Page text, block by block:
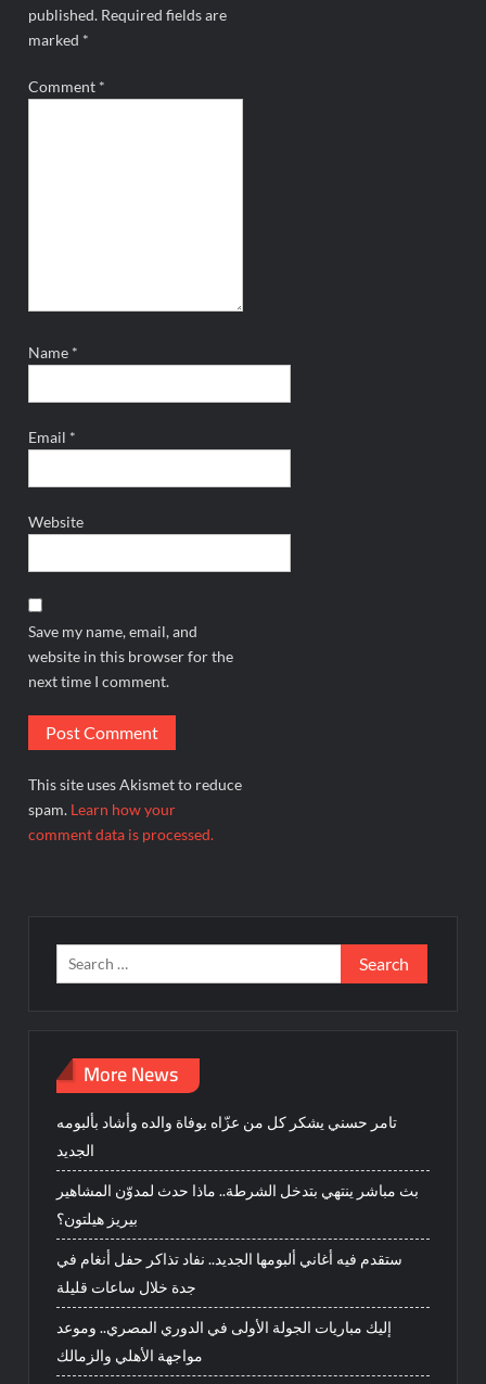
published. Required fields are
marked *
Comment *
Name *
Email *
Website
Save my name, email, and
website in this browser for the
next time I comment.
This site uses Akismet to reduce
spam. Learn how your
comment data is processed.
Search
for:
More News
تامر حسني يشكر كل من عزّاه بوفاة والده وأشاد بألبومه
الجديد
بث مباشر ينتهي بتدخل الشرطة.. ماذا حدث لمدوّن المشاهير
بيريز هيلتون؟
ستقدم فيه أغاني ألبومها الجديد.. نفاد تذاكر حفل أنغام في
جدة خلال ساعات قليلة
إليك مباريات الجولة الأولى في الدوري المصري.. وموعد
مواجهة الأهلي والزمالك